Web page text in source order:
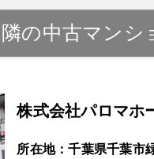
の中古マン
株式会社パロマホ
所在地：千葉県千葉市